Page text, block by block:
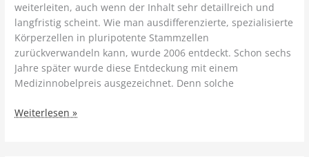
weiterleiten, auch wenn der Inhalt sehr detaillreich und
langfristig scheint. Wie man ausdifferenzierte, spezialisierte
Körperzellen in pluripotente Stammzellen
zurückverwandeln kann, wurde 2006 entdeckt. Schon sechs
Jahre später wurde diese Entdeckung mit einem
Medizinnobelpreis ausgezeichnet. Denn solche
Maßgeschneiderte
Weiterlesen »